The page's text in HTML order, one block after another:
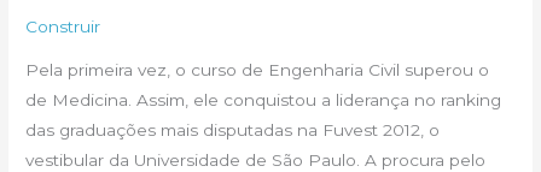
turma
Construir
Pela primeira vez, o curso de Engenharia Civil superou o
de Medicina. Assim, ele conquistou a liderança no ranking
das graduações mais disputadas na Fuvest 2012, o
vestibular da Universidade de São Paulo. A procura pelo